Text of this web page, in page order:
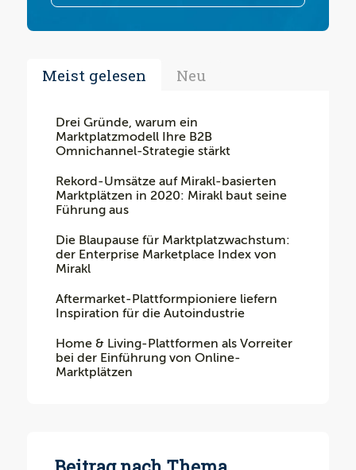
Meist gelesen Neu
Drei Gründe, warum ein
Marktplatzmodell Ihre B2B
Omnichannel-Strategie stärkt
Rekord-Umsätze auf Mirakl-basierten
Marktplätzen in 2020: Mirakl baut seine
Führung aus
Die Blaupause für Marktplatzwachstum:
der Enterprise Marketplace Index von
Mirakl
Aftermarket-Plattformpioniere liefern
Inspiration für die Autoindustrie
Home & Living-Plattformen als Vorreiter
bei der Einführung von Online-
Marktplätzen